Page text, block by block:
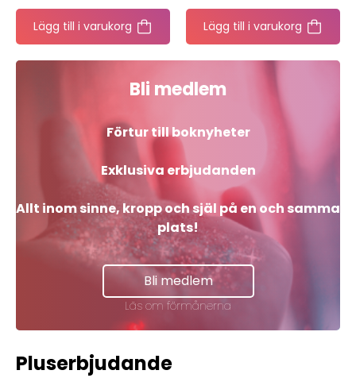
Lägg till i varukorg Lägg till i varukorg
Bli medlem
Förtur till boknyheter
Exklusiva erbjudanden
Allt inom sinne, kropp och själ på en och samma
plats!
Bli medlem
Läs om förmånerna
Pluserbjudande
Njut av gratis
livsinspiration!
Anmäl dig till vårt nyhetsbrev och få en
Skicka